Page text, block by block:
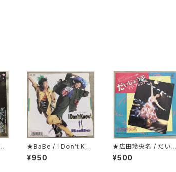
★BaBe / I Don't Kno
w！
¥950
★広田玲央名 / だいじ
ょうぶ マイ・フレンド
¥500